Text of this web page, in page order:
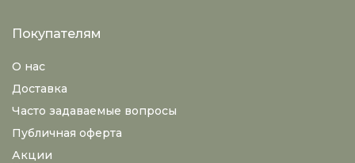
Покупателям
О нас
Доставка
Часто задаваемые вопросы
Публичная оферта
Акции